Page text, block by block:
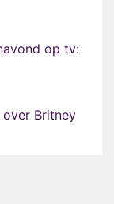
op tv:
Britney